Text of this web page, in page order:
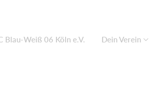
Blau-Weiß 06 Köln e.V. Dein Verein